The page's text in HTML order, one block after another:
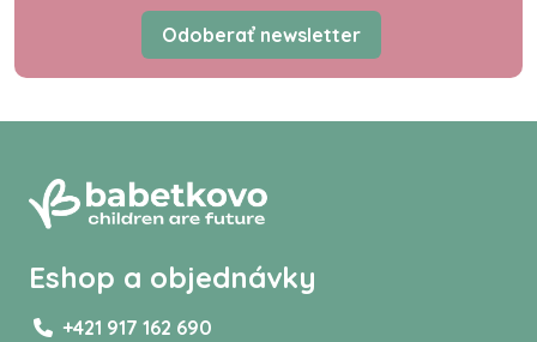
Odoberať newsletter
Eshop a objednávky
+421 917 162 690